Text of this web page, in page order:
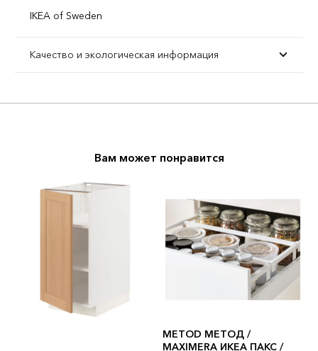
IKEA of Sweden
Качество и экологическая информация
Вам может понравится
METOD МЕТОД /
MAXIMERA ИКЕА ПАКС /